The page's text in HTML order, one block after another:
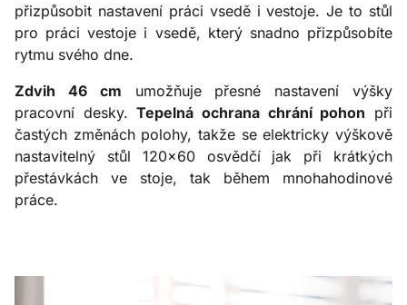
přizpůsobit nastavení práci vsedě i vestoje. Je to stůl
pro práci vestoje i vsedě, který snadno přizpůsobíte
rytmu svého dne.
Zdvih 46 cm umožňuje přesné nastavení výšky
pracovní desky.Tepelná ochrana chrání pohon při
častých změnách polohy, takže se elektricky výškově
nastavitelný stůl 120x60 osvědčí jak při krátkých
přestávkách ve stoje, tak během mnohahodinové
práce.